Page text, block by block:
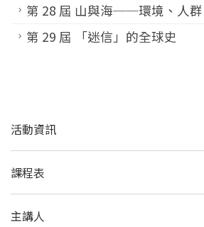
第 28 屆 山與海──環境、人
第 29 屆 「迷信」的全球史
活動資訊
課程表
主講人